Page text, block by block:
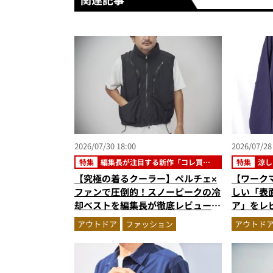
2026/07/30 18:00
特集
編集長が注目する新作「コレ買い
です」
【究極の着るクーラー】ペルチェ×
ファンで圧倒的！スノーピークの冷
却ベストを編集長が徹底レビュー。
炎天下でも“寒さ”を味わえる本気
のギア『コレ買いです』Vol.172
アウトドア ファッション
2026/07/
特集 涼
【ワー
しい「
ア」をレ
が正解”
アウトド